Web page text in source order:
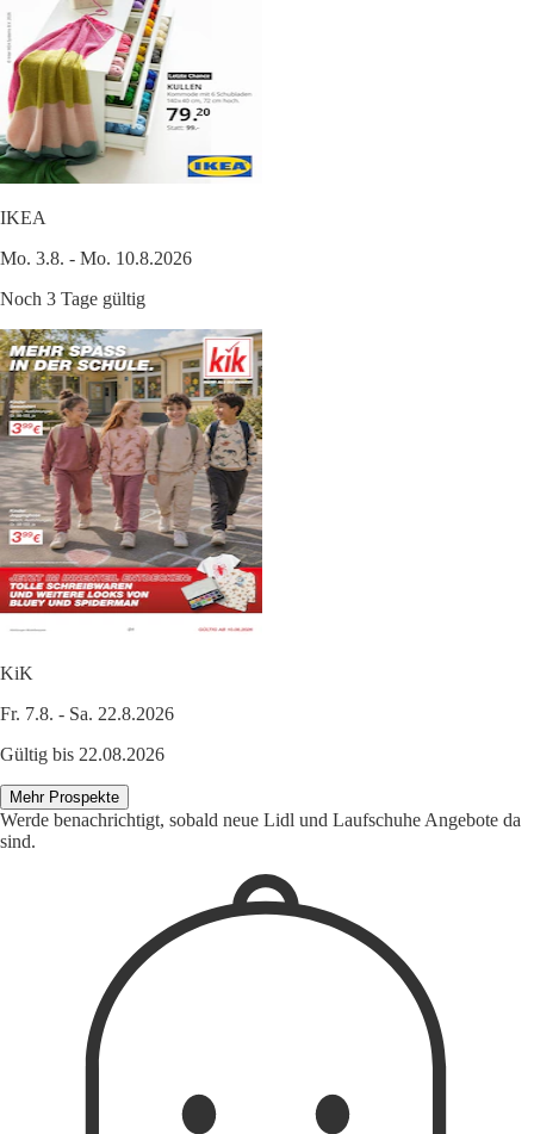
IKEA
Mo. 3.8. - Mo. 10.8.2026
Noch 3 Tage gültig
KiK
Fr. 7.8. - Sa. 22.8.2026
Gültig bis 22.08.2026
Mehr Prospekte
Werde benachrichtigt, sobald neue Lidl und Laufschuhe Angebote da
sind.